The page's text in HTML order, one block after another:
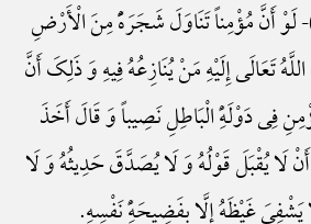
لَوْ أَنَّ مُؤْمِناً تَنَاوَلَ شَجَرَهًًْ مِنَ الْأَرْضِ
تَعَالَی إِلَیْهِ مَنْ یُنَازِعُهُ فِیهِ وَ ذَلِکَ أَنَّ
فِی دَوْلَهًِْ الْبَاطِلِ نَصِیباً وَ قَالَ أَخَذَ
أَنْ لَا یُقْبَلَ قَوْلُهُ وَ لَا یُصَدَّقَ حَدِیثُهُ وَ لَا
غَیْظَهُ إِلَّا بِفَضِیحَهًِْ نَفْسِهِ.